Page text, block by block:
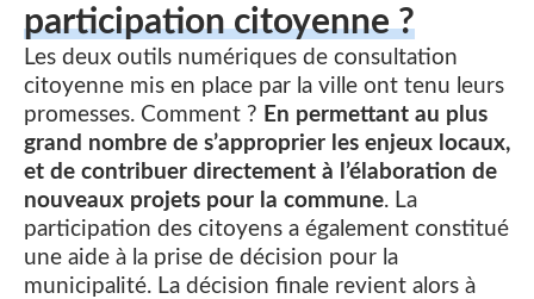
participation citoyenne ?
Les deux outils numériques de consultation
citoyenne mis en place par la ville ont tenu leurs
promesses. Comment ? En permettant au plus
grand nombre de s’approprier les enjeux locaux,
et de contribuer directement à l’élaboration de
nouveaux projets pour la commune. La
participation des citoyens a également constitué
une aide à la prise de décision pour la
municipalité. La décision finale revient alors à